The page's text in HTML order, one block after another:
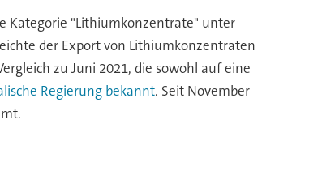
Kategorie "Lithiumkonzentrate" unter
der Export von Lithiumkonzentraten
zu Juni 2021, die sowohl auf eine
Regierung bekannt. Seit November